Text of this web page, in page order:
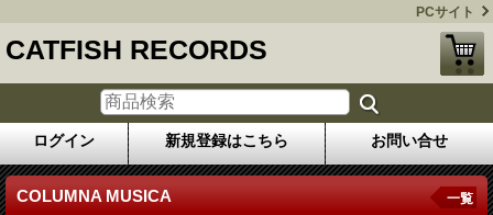
PCサイト
CATFISH RECORDS
ログイン 新規登録はこちら お問い合せ
COLUMNA MUSICA 一覧